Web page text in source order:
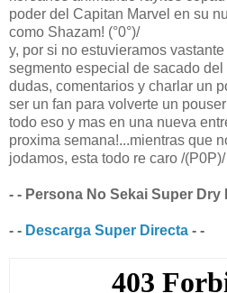
poder del Capitan Marvel en su
como Shazam! (°0°)/
y, por si no estuvieramos
segmento especial de sacado
dudas, comentarios y charlar un
ser un fan para volverte un
todo eso y mas en una nueva
proxima semana!...mientras que
jodamos, esta todo re caro /(P0P)/
- - Persona No Sekai Super Dry
- - Descarga Super Directa - -